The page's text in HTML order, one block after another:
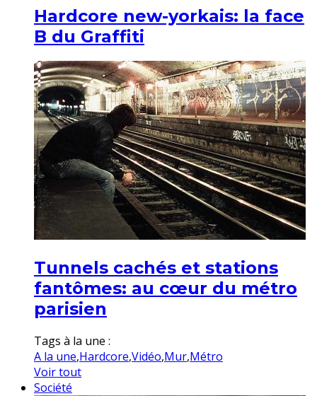
Hardcore new-yorkais: la face
B du Graffiti
Tunnels cachés et stations
fantômes: au cœur du métro
parisien
Tags à la une :
A la une,Hardcore,Vidéo,Mur,Métro
Voir tout
Société